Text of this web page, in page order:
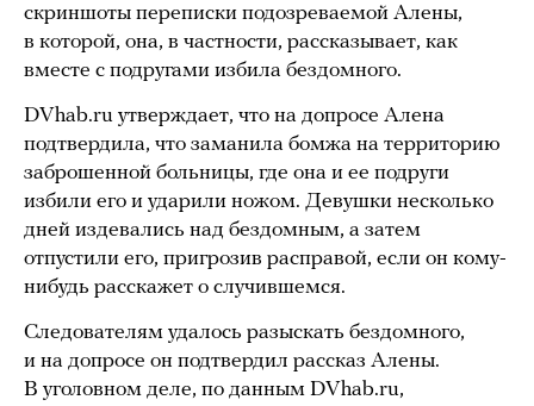
скриншоты переписки подозреваемой Алены,
в которой, она, в частности, рассказывает, как
вместе с подругами избила бездомного.
DVhab.ru утверждает, что на допросе Алена
подтвердила, что заманила бомжа на территорию
заброшенной больницы, где она и ее подруги
избили его и ударили ножом. Девушки несколько
дней издевались над бездомным, а затем
отпустили его, пригрозив расправой, если он кому-
нибудь расскажет о случившемся.
Следователям удалось разыскать бездомного,
и на допросе он подтвердил рассказ Алены.
В уголовном деле, по данным DVhab.ru,